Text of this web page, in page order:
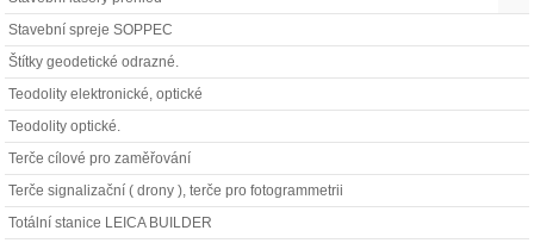
Stavební spreje SOPPEC
Štítky geodetické odrazné.
Teodolity elektronické, optické
Teodolity optické.
Terče cílové pro zaměřování
Terče signalizační ( drony ), terče pro fotogrammetrii
Totální stanice LEICA BUILDER